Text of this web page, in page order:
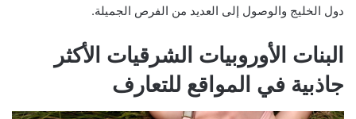
دول الخليج والوصول إلى العديد من الفرص الجميلة.
البنات الأوروبيات الشرقيات الأكثر
جاذبية في المواقع للتعارف